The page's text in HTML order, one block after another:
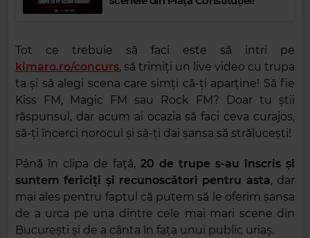
Tot ce trebuie să faci este să intri pe
kimaro.ro/concurs, să trimiți un live video cu trupa
ta și să alegi scena care simți că-ți aparține! Să fie
Kiss FM, Magic FM sau Rock FM? Doar tu știi
răspunsul, dar acum ai ocazia să faci ceva curajos,
să-ți încerci norocul și să-ți dai șansa să strălucești!
Până în clipa de față, 20 de trupe s-au înscris și
suntem fericiți și recunoscători pentru asta, dar
mai ales pentru faptul că putem să le oferim șansa
de a urca pe una dintre cele mai mari scene din
București și de a cânta în fața unui public uriaș.